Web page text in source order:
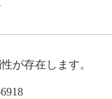
が存在します。